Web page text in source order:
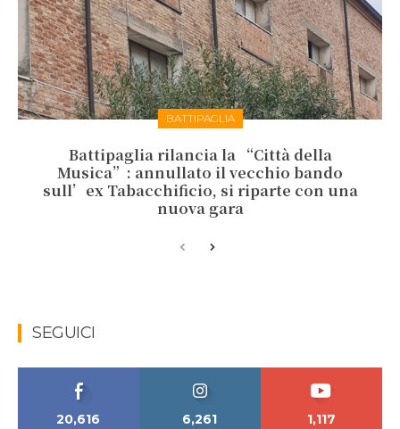
BATTIPAGLIA
Battipaglia rilancia la “Città della
Musica”: annullato il vecchio bando
sull’ex Tabacchificio, si riparte con una
nuova gara
SEGUICI
20,616 6,261 1,117